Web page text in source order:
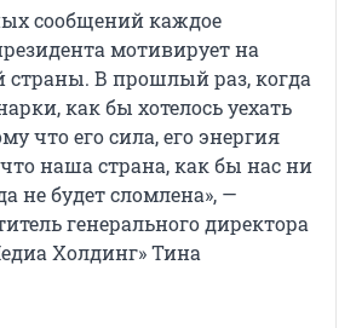
сообщений каждое
мотивирует на
страны. В прошлый раз, когда
как бы хотелось уехать
что его сила, его энергия
наша страна, как бы нас ни
не будет сломлена», —
генерального директора
Холдинг» Тина